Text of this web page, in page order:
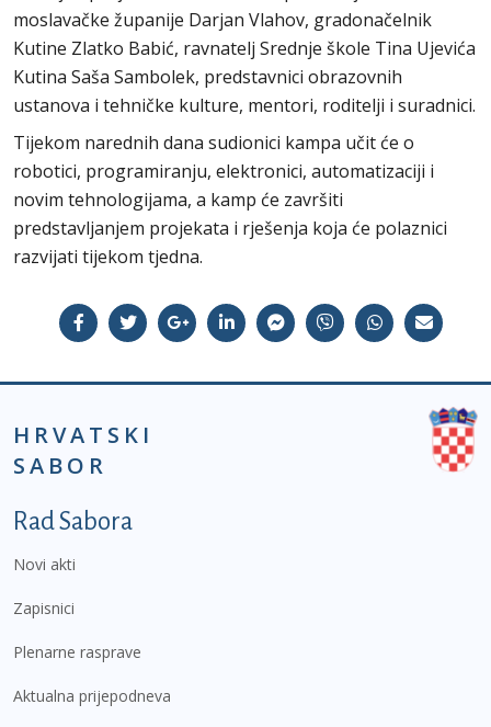
moslavačke županije Darjan Vlahov, gradonačelnik
Kutine Zlatko Babić, ravnatelj Srednje škole Tina Ujevića
Kutina Saša Sambolek, predstavnici obrazovnih
ustanova i tehničke kulture, mentori, roditelji i suradnici.
Tijekom narednih dana sudionici kampa učit će o
robotici, programiranju, elektronici, automatizaciji i
novim tehnologijama, a kamp će završiti
predstavljanjem projekata i rješenja koja će polaznici
razvijati tijekom tjedna.
HRVATSKI
SABOR
Podnožje prvi izbornik
Rad Sabora
Novi akti
Zapisnici
Plenarne rasprave
Aktualna prijepodneva